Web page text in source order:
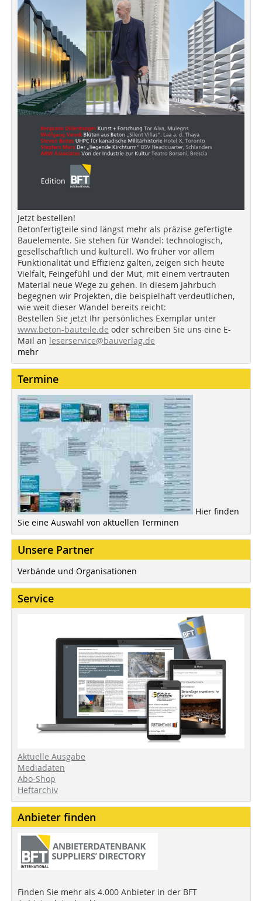
Jetzt bestellen!
Betonfertigteile sind längst mehr als präzise gefertigte
Bauelemente. Sie stehen für Wandel: technologisch,
gesellschaftlich und kulturell. Wo früher vor allem
Funktionalität und Effizienz galten, zeigen sich heute
Vielfalt, Feingefühl und der Mut, mit einem vertrauten
Material neue Wege zu gehen. In diesem Jahrbuch
begegnen wir Projekten, die beispielhaft verdeutlichen,
wie weit dieser Wandel bereits reicht:
Bestellen Sie jetzt Ihr persönliches Exemplar unter
www.beton-bauteile.de oder schreiben Sie uns eine E-
Mail an leserservice@bauverlag.de
mehr
Termine
Hier finden
Sie eine Auswahl von aktuellen Terminen
Unsere Partner
Verbände und Organisationen
Service
Aktuelle Ausgabe
Mediadaten
Abo-Shop
Heftarchiv
Anbieter finden
Finden Sie mehr als 4.000 Anbieter in der BFT